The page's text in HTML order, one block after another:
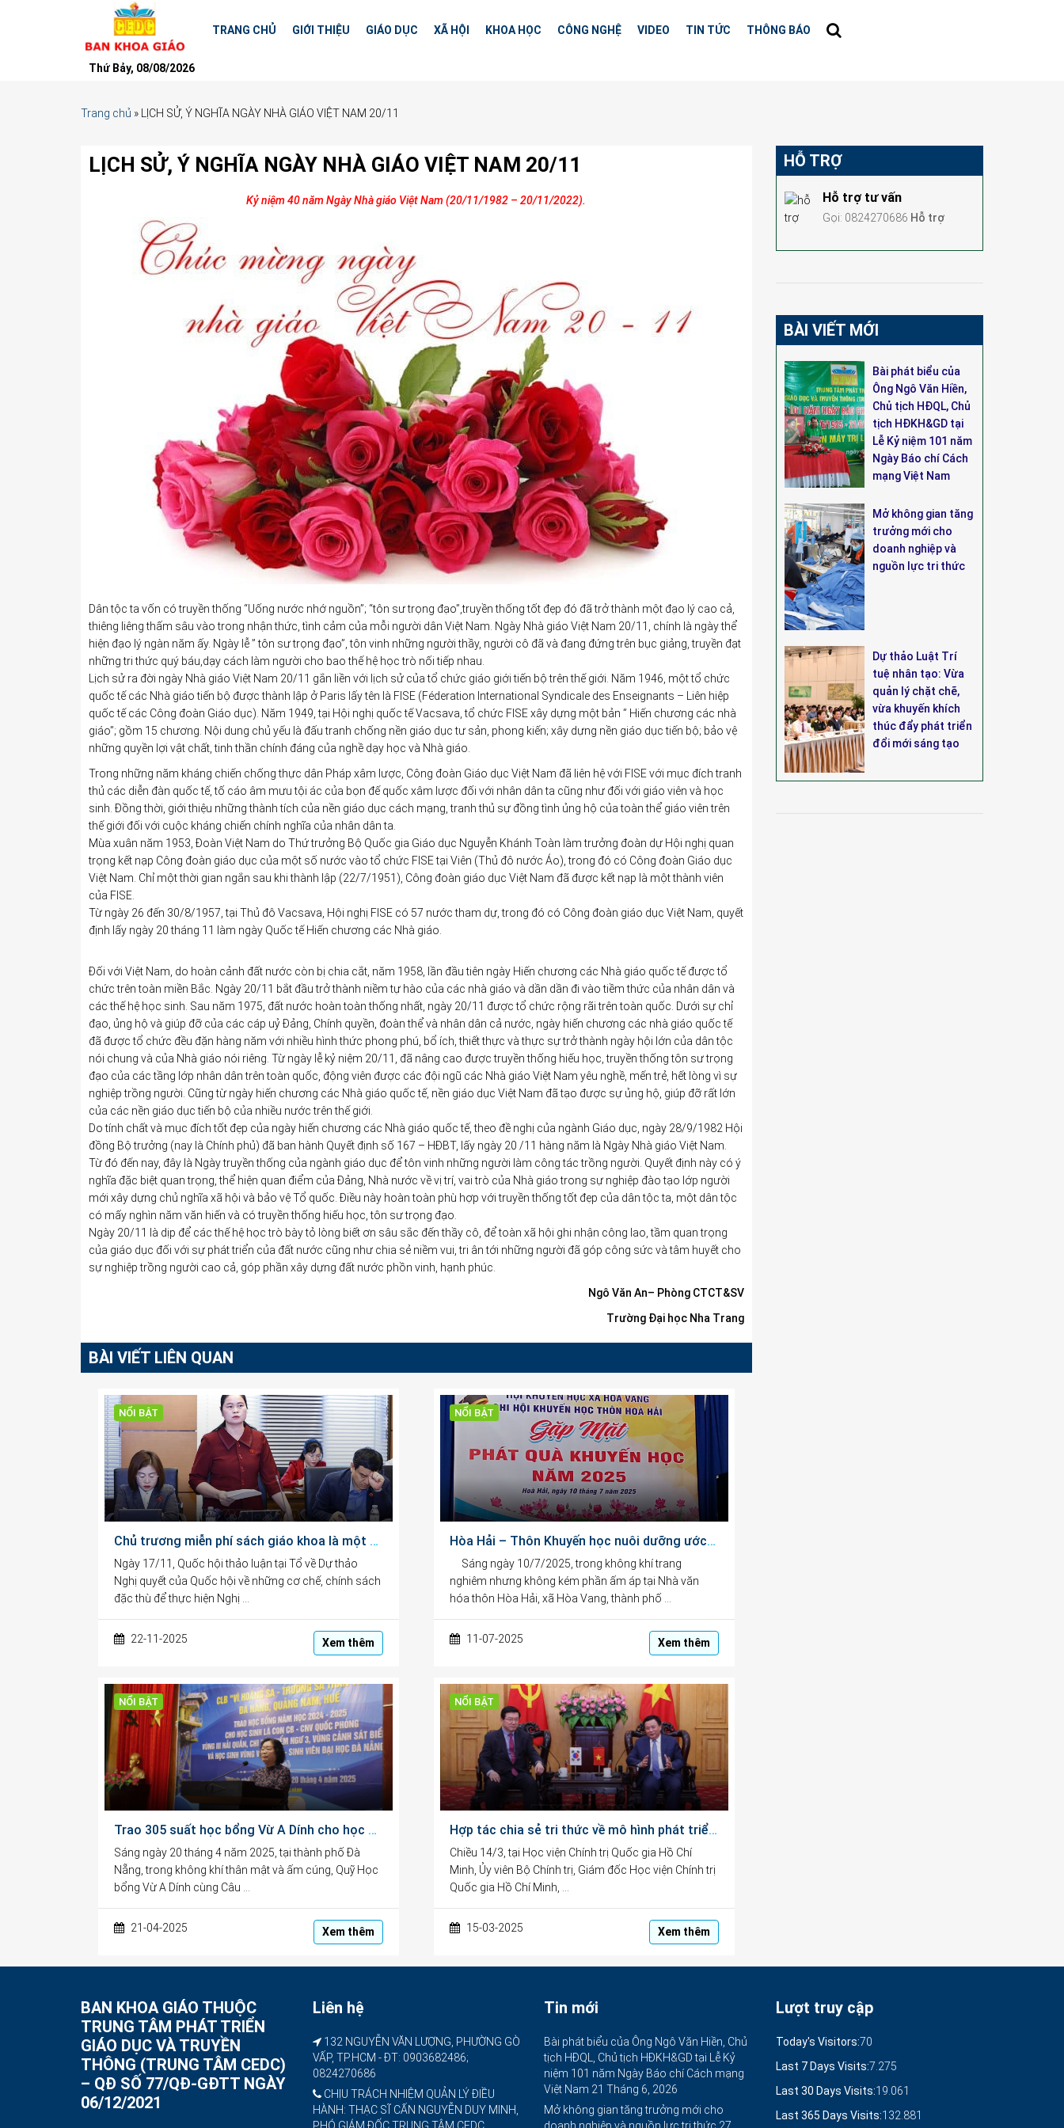
TRANG CHỦ GIỚI THIỆU GIÁO DỤC XÃ HỘI KHOA HỌC CÔNG NGHỆ VIDEO TIN TỨC THÔNG BÁO
Thứ Bảy, 08/08/2026
Trang chủ » LỊCH SỬ, Ý NGHĨA NGÀY NHÀ GIÁO VIỆT NAM 20/11
LỊCH SỬ, Ý NGHĨA NGÀY NHÀ GIÁO VIỆT NAM 20/11
Kỷ niệm 40 năm Ngày Nhà giáo Việt Nam (20/11/1982 – 20/11/2022).
Dân tộc ta vốn có truyền thống “Uống nước nhớ nguồn”; “tôn sư trọng đạo”,truyền thống tốt đẹp đó đã trở thành một đạo lý cao cả,
thiêng liêng thấm sâu vào trong nhận thức, tình cảm của mỗi người dân Việt Nam. Ngày Nhà giáo Việt Nam 20/11, chính là ngày thể
hiện đạo lý ngàn năm ấy. Ngày lễ ” tôn sư trọng đạo”, tôn vinh những người thầy, người cô đã và đang đứng trên bục giảng, truyền đạt
những tri thức quý báu,dạy cách làm người cho bao thế hệ học trò nối tiếp nhau.
Lịch sử ra đời ngày Nhà giáo Việt Nam 20/11 gắn liền với lịch sử của tổ chức giáo giới tiến bộ trên thế giới. Năm 1946, một tổ chức
quốc tế các Nhà giáo tiến bộ được thành lập ở Paris lấy tên là FISE (Féderation International Syndicale des Enseignants – Liên hiệp
quốc tế các Công đoàn Giáo dục). Năm 1949, tại Hội nghị quốc tế Vacsava, tổ chức FISE xây dựng một bản ” Hiến chương các nhà
giáo”; gồm 15 chương. Nội dung chủ yếu là đấu tranh chống nền giáo dục tư sản, phong kiến; xây dựng nền giáo dục tiến bộ; bảo vệ
những quyền lợi vật chất, tinh thần chính đáng của nghề dạy học và Nhà giáo.
Trong những năm kháng chiến chống thực dân Pháp xâm lược, Công đoàn Giáo dục Việt Nam đã liên hệ với FISE với mục đích tranh
thủ các diễn đàn quốc tế, tố cáo âm mưu tội ác của bọn đế quốc xâm lược đối với nhân dân ta cũng như đối với giáo viên và học
sinh. Đồng thời, giới thiệu những thành tích của nền giáo dục cách mạng, tranh thủ sự đồng tình ủng hộ của toàn thể giáo viên trên
thế giới đối với cuộc kháng chiến chính nghĩa của nhân dân ta.
Mùa xuân năm 1953, Đoàn Việt Nam do Thứ trưởng Bộ Quốc gia Giáo dục Nguyễn Khánh Toàn làm trưởng đoàn dự Hội nghị quan
trọng kết nạp Công đoàn giáo dục của một số nước vào tổ chức FISE tại Viên (Thủ đô nước Áo), trong đó có Công đoàn Giáo dục
Việt Nam. Chỉ một thời gian ngắn sau khi thành lập (22/7/1951), Công đoàn giáo dục Việt Nam đã được kết nạp là một thành viên
của FISE.
Từ ngày 26 đến 30/8/1957, tại Thủ đô Vacsava, Hội nghị FISE có 57 nước tham dự, trong đó có Công đoàn giáo dục Việt Nam, quyết
định lấy ngày 20 tháng 11 làm ngày Quốc tế Hiến chương các Nhà giáo.
Đối với Việt Nam, do hoàn cảnh đất nước còn bị chia cắt, năm 1958, lần đầu tiên ngày Hiến chương các Nhà giáo quốc tế được tổ
chức trên toàn miền Bắc. Ngày 20/11 bắt đầu trở thành niềm tự hào của các nhà giáo và dần dần đi vào tiềm thức của nhân dân và
các thế hệ học sinh. Sau năm 1975, đất nước hoàn toàn thống nhất, ngày 20/11 được tổ chức rộng rãi trên toàn quốc. Dưới sự chỉ
đạo, ủng hộ và giúp đỡ của các cáp uỷ Đảng, Chính quyền, đoàn thể và nhân dân cả nước, ngày hiến chương các nhà giáo quốc tế
đã được tổ chức đều đặn hàng năm với nhiều hình thức phong phú, bổ ích, thiết thực và thực sự trở thành ngày hội lớn của dân tộc
nói chung và của Nhà giáo nói riêng. Từ ngày lễ kỷ niệm 20/11, đã nâng cao được truyền thống hiếu học, truyền thống tôn sư trọng
đạo của các tầng lớp nhân dân trên toàn quốc, động viên được các đội ngũ các Nhà giáo Việt Nam yêu nghề, mến trẻ, hết lòng vì sự
nghiệp trồng người. Cũng từ ngày hiến chương các Nhà giáo quốc tế, nền giáo dục Việt Nam đã tạo được sự ủng hộ, giúp đỡ rất lớn
của các nền giáo dục tiến bộ của nhiều nước trên thế giới.
Do tính chất và mục đích tốt đẹp của ngày hiến chương các Nhà giáo quốc tế, theo đề nghị của ngành Giáo dục, ngày 28/9/1982 Hội
đồng Bộ trưởng (nay là Chính phủ) đã ban hành Quyết định số 167 – HĐBT, lấy ngày 20 /11 hàng năm là Ngày Nhà giáo Việt Nam.
Từ đó đến nay, đây là Ngày truyền thống của ngành giáo dục để tôn vinh những người làm công tác trồng người. Quyết định này có ý
nghĩa đặc biệt quan trọng, thể hiện quan điểm của Đảng, Nhà nước về vị trí, vai trò của Nhà giáo trong sự nghiệp đào tạo lớp người
mới xây dựng chủ nghĩa xã hội và bảo vệ Tổ quốc. Điều này hoàn toàn phù hợp với truyền thống tốt đẹp của dân tộc ta, một dân tộc
có mấy nghìn năm văn hiến và có truyền thống hiếu học, tôn sư trọng đạo.
Ngày 20/11 là dịp để các thế hệ học trò bày tỏ lòng biết ơn sâu sắc đến thầy cô, để toàn xã hội ghi nhận công lao, tầm quan trọng
của giáo dục đối với sự phát triển của đất nước cũng như chia sẻ niềm vui, tri ân tới những người đã góp công sức và tâm huyết cho
sự nghiệp trồng người cao cả, góp phần xây dựng đất nước phồn vinh, hạnh phúc.
Ngô Văn An– Phòng CTCT&SV
Trường Đại học Nha Trang
BÀI VIẾT LIÊN QUAN
NỔI BẬT
Chủ trương miễn phí sách giáo khoa là một bước tiến, thể hiện bản chất xã hội nhân văn
Ngày 17/11, Quốc hội thảo luận tại Tổ về Dự thảo
Nghị quyết của Quốc hội về những cơ chế, chính sách
đặc thù để thực hiện Nghị …
22-11-2025 Xem thêm
NỔI BẬT
Hòa Hải – Thôn Khuyến học nuôi dưỡng ước mơ
Sáng ngày 10/7/2025, trong không khí trang
nghiêm nhưng không kém phần ấm áp tại Nhà văn
hóa thôn Hòa Hải, xã Hòa Vang, thành phố …
11-07-2025 Xem thêm
NỔI BẬT
Trao 305 suất học bổng Vừ A Dính cho học sinh, sinh viên Đà Nẵng
Sáng ngày 20 tháng 4 năm 2025, tại thành phố Đà
Nẵng, trong không khí thân mật và ấm cúng, Quỹ Học
bổng Vừ A Dính cùng Câu …
21-04-2025 Xem thêm
NỔI BẬT
Hợp tác chia sẻ tri thức về mô hình phát triển, ứng dụng công nghệ AI trong phát triển đất nước
Chiều 14/3, tại Học viện Chính trị Quốc gia Hồ Chí
Minh, Ủy viên Bộ Chính trị, Giám đốc Học viện Chính trị
Quốc gia Hồ Chí Minh, …
15-03-2025 Xem thêm
HỖ TRỢ
Hỗ trợ tư vấn
Gọi: 0824270686 Hỗ trợ
BÀI VIẾT MỚI
Bài phát biểu của
Ông Ngô Văn Hiền,
Chủ tịch HĐQL, Chủ
tịch HĐKH&GD tại
Lễ Kỷ niệm 101 năm
Ngày Báo chí Cách
mạng Việt Nam
Mở không gian tăng
trưởng mới cho
doanh nghiệp và
nguồn lực tri thức
Dự thảo Luật Trí
tuệ nhân tạo: Vừa
quản lý chặt chẽ,
vừa khuyến khích
thúc đẩy phát triển
đổi mới sáng tạo
BAN KHOA GIÁO THUỘC
TRUNG TÂM PHÁT TRIỂN
GIÁO DỤC VÀ TRUYỀN
THÔNG (TRUNG TÂM CEDC)
– QĐ SỐ 77/QĐ-GĐTT NGÀY
06/12/2021
Liên hệ
132 NGUYỄN VĂN LƯỢNG, PHƯỜNG GÒ
VẤP, TP.HCM - ĐT: 0903682486;
0824270686
CHỊU TRÁCH NHIỆM QUẢN LÝ ĐIỀU
HÀNH: THẠC SĨ CẤN NGUYỄN DUY MINH,
Tin mới
Bài phát biểu của Ông Ngô Văn Hiền, Chủ
tịch HĐQL, Chủ tịch HĐKH&GD tại Lễ Kỷ
niệm 101 năm Ngày Báo chí Cách mạng
Việt Nam 21 Tháng 6, 2026
Mở không gian tăng trưởng mới cho
Lượt truy cập
Today's Visitors:70
Last 7 Days Visits:7.275
Last 30 Days Visits:19.061
Last 365 Days Visits:132.881